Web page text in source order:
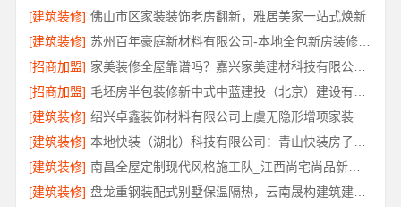
[建筑装修] 佛山市区家装装饰老房翻新，雅居美家一站式焕新
[建筑装修]
苏州百年豪庭新材料有限公司-本地全包新房装修报价
[招商加盟]
家美装修全屋靠谱吗？嘉兴家美建材科技有限公司来解答
[招商加盟]
[建筑装修] 绍兴卓鑫装饰材料有限公司上虞无隐形增项家装
[建筑装修]
本地快装（湖北）科技有限公司：青山快装房子装修两房一厅
[建筑装修]
南昌全屋定制现代风格施工队_江西尚宅尚品新型环保材料有限公司
[建筑装修]
盘龙重钢装配式别墅保温隔热，云南晟构建筑建材有限公司品质之选